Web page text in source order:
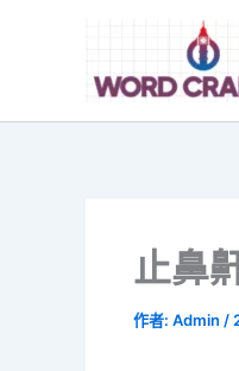
止鼻
作者: Admin /